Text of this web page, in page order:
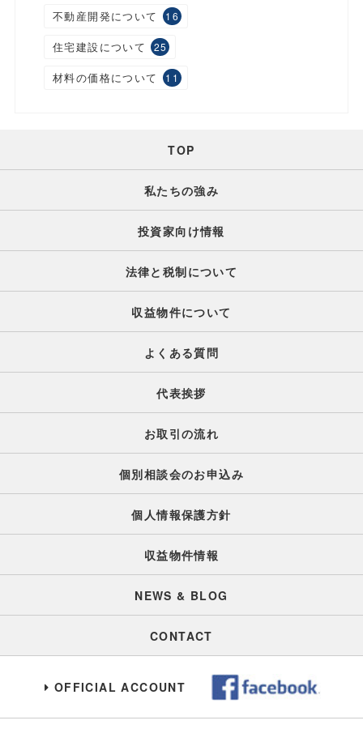
不動産開発について 16
住宅建設について 25
材料の価格について 11
TOP
私たちの強み
投資家向け情報
法律と税制について
収益物件について
よくある質問
代表挨拶
お取引の流れ
個別相談会のお申込み
個人情報保護方針
収益物件情報
NEWS & BLOG
CONTACT
OFFICIAL ACCOUNT